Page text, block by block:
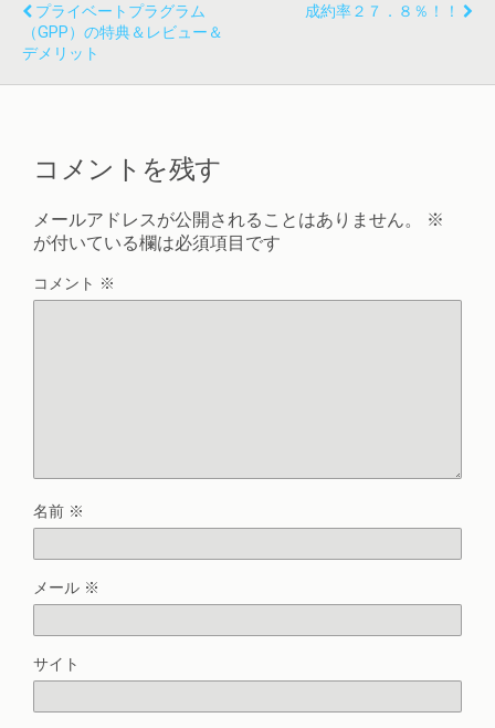
プライベートプラグラム
（GPP）の特典＆レビュー＆
デメリット
成約率２７．８％！！
コメントを残す
メールアドレスが公開されることはありません。
※
が付いている欄は必須項目です
コメント ※
名前 ※
メール ※
サイト